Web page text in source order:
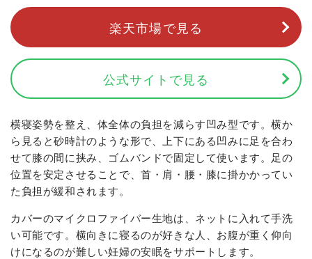
楽天市場で見る
公式サイトで見る
横寝姿勢を整え、体全体の負担を減らす凹み型です。横か
ら見ると砂時計のような形で、上下にある凹みに足を合わ
せて膝の間に挟み、ゴムバンドで固定して使います。足の
位置を安定させることで、首・肩・腰・膝に掛かかってい
た負担が緩和されます。
カバーのマイクロファイバー生地は、ネットに入れて手洗
い可能です。横向きに寝るのが好きな人、お腹が重く仰向
けになるのが難しい妊婦の安眠をサポートします。